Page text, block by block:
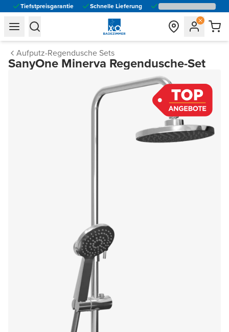
Tiefstpreisgarantie Schnelle Lieferung
general.navigation.toggle_menu.label
general.navigation.toggle_menu.label
Aufputz-Regendusche Sets
SanyOne Minerva Regendusche-Set